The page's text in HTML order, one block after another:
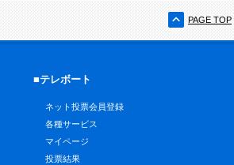
PAGE TOP
■テレボート
ネット投票会員登録
各種サービス
マイページ
投票結果